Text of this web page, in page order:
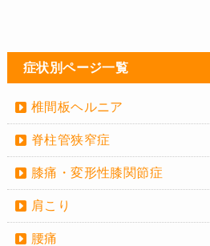
症状別ページ一覧
椎間板ヘルニア
脊柱管狭窄症
膝痛・変形性膝関節症
肩こり
腰痛